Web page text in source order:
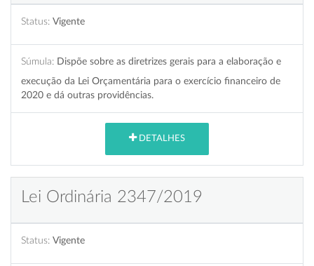
Status: Vigente
Súmula: Dispõe sobre as diretrizes gerais para a elaboração e
execução da Lei Orçamentária para o exercício financeiro de
2020 e dá outras providências.
DETALHES
Lei Ordinária 2347/2019
Status: Vigente